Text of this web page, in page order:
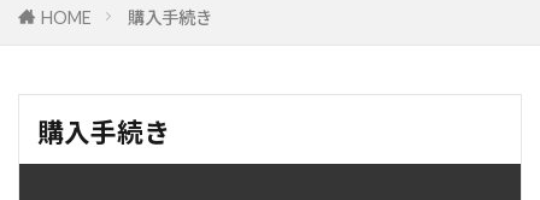
HOME 購入手続き
購入手続き